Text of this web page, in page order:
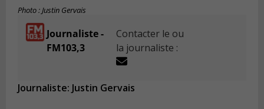
Photo : Justin Gervais
Journaliste -
FM103,3
Contacter le ou
la journaliste :
Journaliste: Justin Gervais